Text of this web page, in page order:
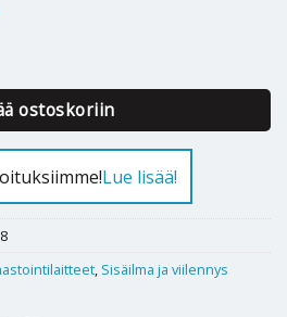
ODIN PLUS 3,5 kW määrä
ostoskoriin
Lue lisää!
, Sisäilma ja viilennys